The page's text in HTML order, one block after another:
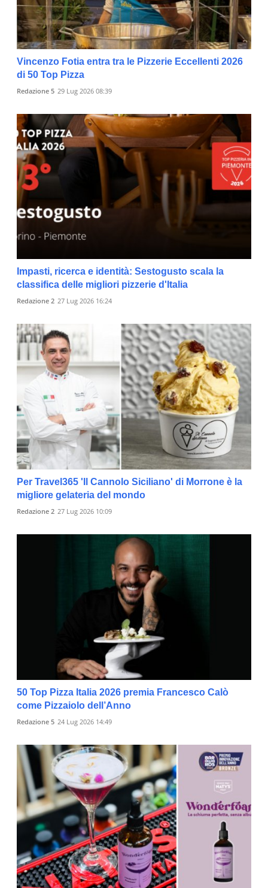
Vincenzo Fotia entra tra le Pizzerie Eccellenti 2026
di 50 Top Pizza
Redazione 5 29 Lug 2026 08:39
Impasti, ricerca e identità: Sestogusto scala la
classifica delle migliori pizzerie d'Italia
Redazione 2 27 Lug 2026 16:24
Per Travel365 'Il Cannolo Siciliano' di Morrone è la
migliore gelateria del mondo
Redazione 2 27 Lug 2026 10:09
50 Top Pizza Italia 2026 premia Francesco Calò
come Pizzaiolo dell’Anno
Redazione 5 24 Lug 2026 14:49